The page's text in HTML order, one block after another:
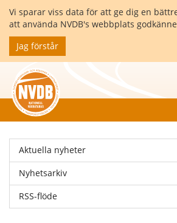
Vi sparar viss data för att ge dig en
att använda NVDB's webbplats
Jag förstår
Aktuella nyheter
Nyhetsarkiv
RSS-flöde